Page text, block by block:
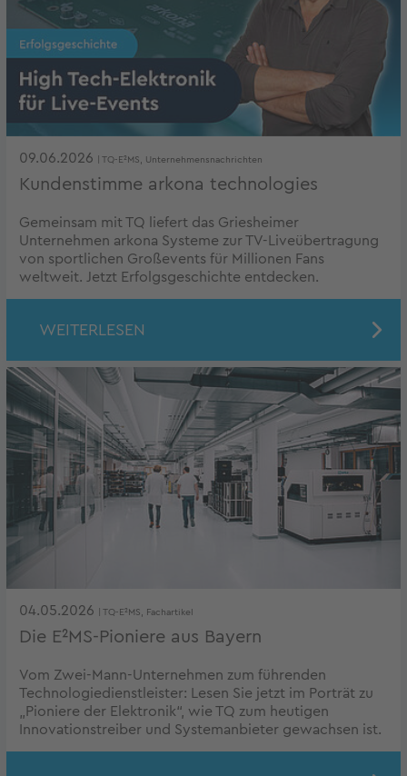
09.06.2026 | TQ-E²MS, Unternehmensnachrichten
Kundenstimme arkona technologies
Gemeinsam mit TQ liefert das Griesheimer
Unternehmen arkona Systeme zur TV-Liveübertragung
von sportlichen Großevents für Millionen Fans
weltweit. Jetzt Erfolgsgeschichte entdecken.
WEITERLESEN
04.05.2026 | TQ-E²MS, Fachartikel
Die E²MS-Pioniere aus Bayern
Vom Zwei-Mann-Unternehmen zum führenden
Technologiedienstleister: Lesen Sie jetzt im Porträt zu
„Pioniere der Elektronik“, wie TQ zum heutigen
Innovationstreiber und Systemanbieter gewachsen ist.